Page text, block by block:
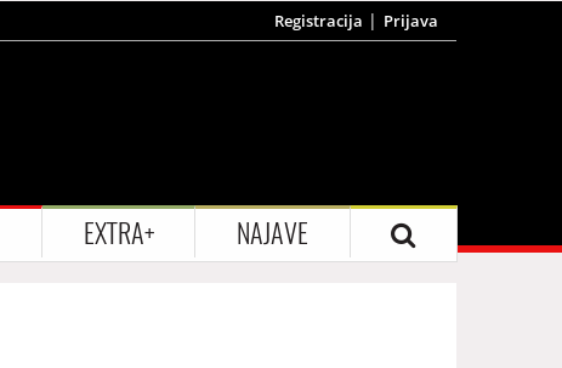
Registracija Prijava
EXTRA+ NAJAVE